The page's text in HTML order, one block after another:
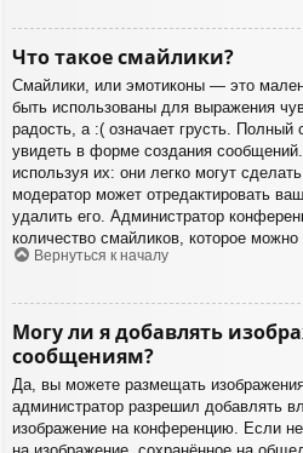
Что такое смайлики?
Смайлики, или эмотиконы — это
быть использованы для выражения
радость, а :( означает грусть.
увидеть в форме создания
используя их: они легко могут
модератор может отредактировать
удалить его. Администратор
количество смайликов, которое
Вернуться к началу
Могу ли я добавлять
сообщениям?
Да, вы можете размещать
администратор разрешил добавлять
изображение на конференцию. Если